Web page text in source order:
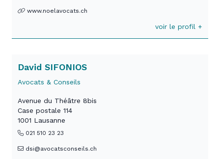
www.noelavocats.ch
voir le profil +
David SIFONIOS
Avocats & Conseils
Avenue du Théâtre 8bis
Case postale 114
1001 Lausanne
021 510 23 23
dsi@avocatsconseils.ch